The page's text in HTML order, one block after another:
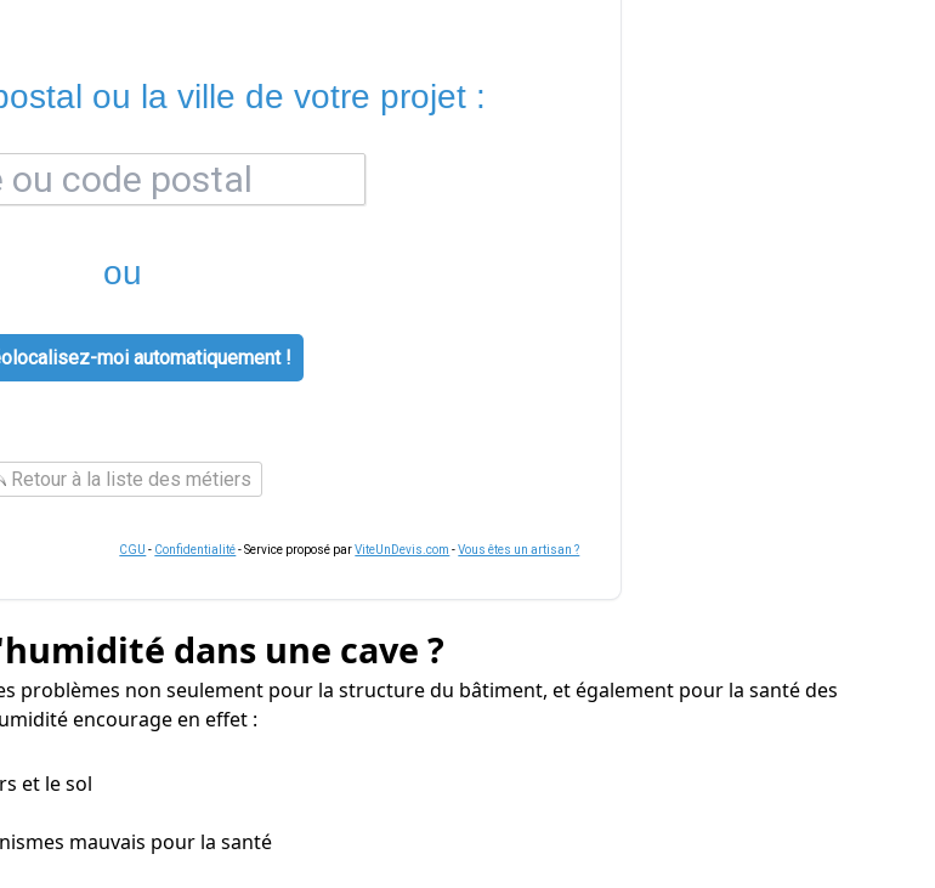
ou la ville de votre projet :
ou
moi automatiquement !
Retour à la liste des métiers
CGU - Confidentialité- Service proposé parViteUnDevis.com -Vous êtes un artisan ?
dans une cave ?
problèmes non seulement pour la structure du bâtiment, et également pour la santé des
encourage en effet :
et le sol
mauvais pour la santé